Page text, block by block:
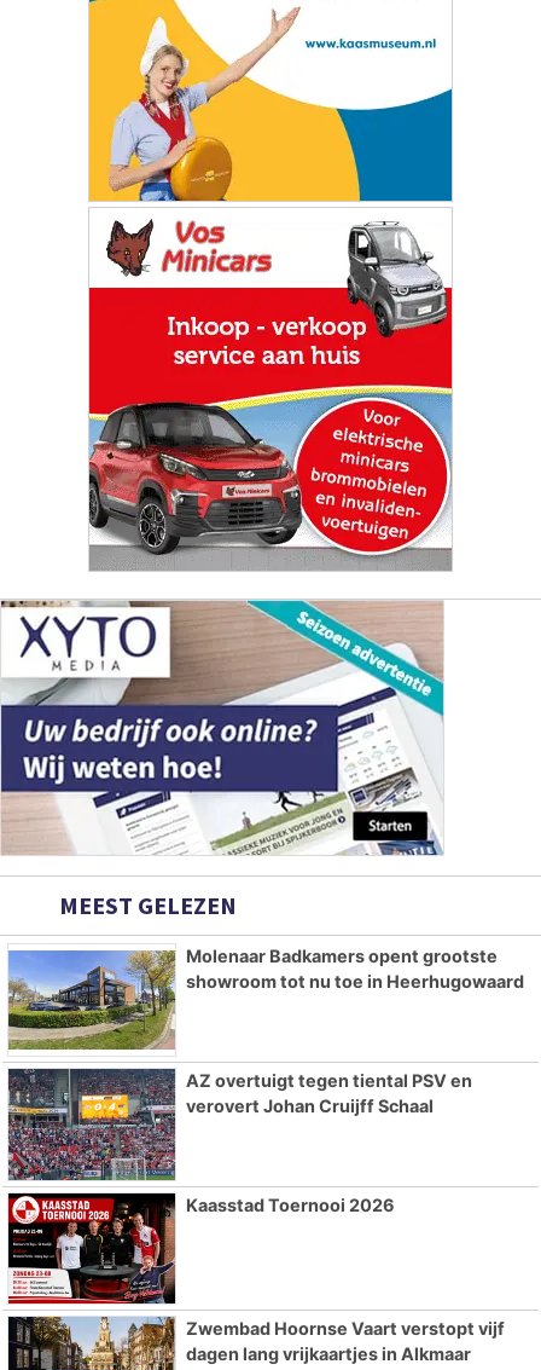
MEEST GELEZEN
Molenaar Badkamers opent grootste
showroom tot nu toe in Heerhugowaard
AZ overtuigt tegen tiental PSV en
verovert Johan Cruijff Schaal
Kaasstad Toernooi 2026
Zwembad Hoornse Vaart verstopt vijf
dagen lang vrijkaartjes in Alkmaar